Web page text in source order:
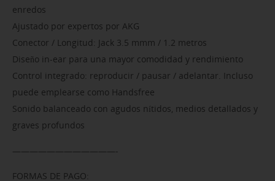
enredos
Ajustado por expertos por AKG
Conector / Longitud: Jack 3.5 mmm / 1.2 metros
Diseño in-ear para una mayor comodidad y rendimiento
Control integrado: reproducir / pausar / adelantar. Incluso
puede emplearse como Handsfree
Sonido balanceado con agudos nítidos, medios detallados y
graves profundos
————————————-
FORMAS DE PAGO: